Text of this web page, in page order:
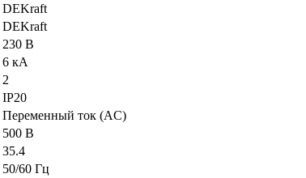
DEKraft
DEKraft
230 В
6 кА
2
IP20
Переменный ток (AC)
500 В
35.4
50/60 Гц